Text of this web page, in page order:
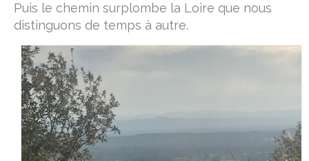
Puis le chemin surplombe la Loire que nous
distinguons de temps à autre.